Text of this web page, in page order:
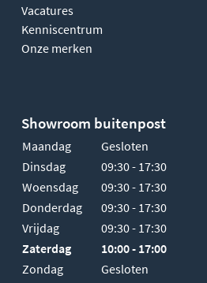
Vacatures
Kenniscentrum
Onze merken
Showroom buitenpost
Maandag
Gesloten
Dinsdag
09:30 - 17:30
Woensdag
09:30 - 17:30
Donderdag
09:30 - 17:30
Vrijdag
09:30 - 17:30
Zaterdag
10:00 - 17:00
Zondag
Gesloten